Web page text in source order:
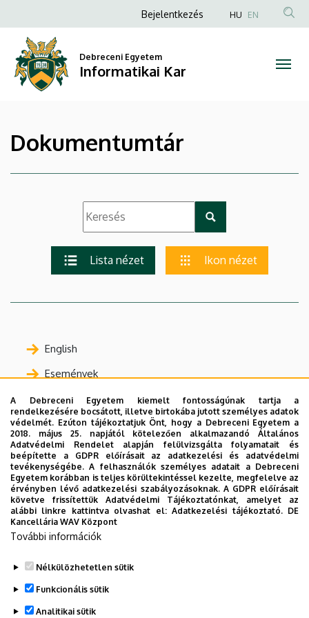
Informatikai
Kar
a
tartalomra
Anonim
fiók
menüje
Bejelentkezés HU EN
Debreceni Egyetem
Informatikai Kar
Dokumentumtár
Lista nézet Ikon nézet
English
Események
Felvételizőknek
Habilitáció
Hallgatói beiratkozas moodle
Informatikai Szakmai Napok
Kutató-fejlesztő laboratóriumok
Projektek
A Debreceni Egyetem kiemelt fontosságúnak tartja a
rendelkezésére bocsátott, illetve birtokába jutott személyes adatok
védelmét. Ezúton tájékoztatjuk Önt, hogy a Debreceni Egyetem a
2018. május 25. napjától kötelezően alkalmazandó Általános
Adatvédelmi Rendelet alapján felülvizsgálta folyamatait és
beépítette a GDPR előírásait az adatkezelési és adatvédelmi
tevékenységébe. A felhasználók személyes adatait a Debreceni
Egyetem korábban is teljes körültekintéssel kezelte, megfelelve az
érvényben lévő adatkezelési szabályozásoknak. A GDPR előírásait
követve frissítettük Adatvédelmi Tájékoztatónkat, amelyet az
alábbi linkre kattintva olvashat el:Adatkezelési tájékoztató. DE
Kancellária WAV Központ
További információk
Nélkülözhetetlen sütik
Funkcionális sütik
Analitikai sütik